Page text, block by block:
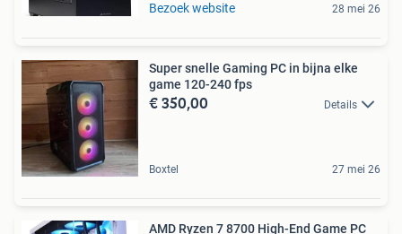
Bezoek website 28 mei 26
Super snelle Gaming PC in bijna elke
game 120-240 fps
€ 350,00 Details
Boxtel 27 mei 26
AMD Ryzen 7 8700 High-End Game PC